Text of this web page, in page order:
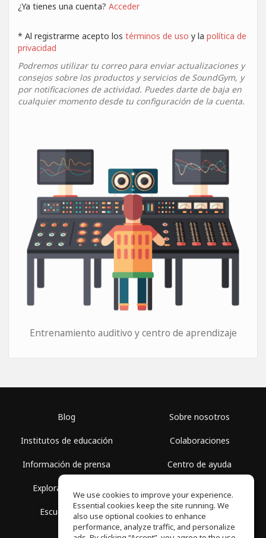
¿Ya tienes una cuenta? Acceder
* Al registrarme acepto los términos de uso y la política de
privacidad
Podremos utilizar tu correo para enviar actualizaciones y
consejos sobre los productos y servicios de SoundGym, y
por notificaciones de actividad. Puedes darte de baja en
cualquier momento desde tu configuración de la cuenta.
Entrenamiento auditivo y centro de aprendizaje
Blog
Institutos de educación
Información de prensa
Explorar espacios
Escuela gratis
Sobre nosotros
Colaboraciones
Centro de ayuda
Política de privacidad
We use cookies to improve your experience.
Essential cookies keep the site running. We
also use optional cookies to enhance
performance, analyze traffic, and personalize